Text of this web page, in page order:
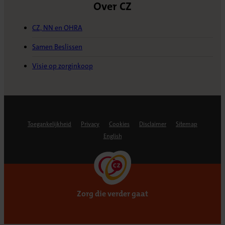
Over CZ
CZ, NN en OHRA
Samen Beslissen
Visie op zorginkoop
Toegankelijkheid Privacy Cookies Disclaimer
Sitemap
English
Zorg die verder gaat